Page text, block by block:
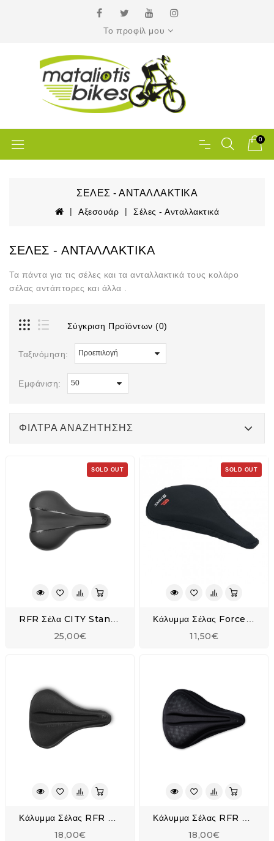
Το προφίλ μου
0
ΣΈΛΕΣ - ΑΝΤΑΛΛΑΚΤΙΚΆ
Αξεσουάρ Σέλες - Ανταλλακτικά
ΣΈΛΕΣ - ΑΝΤΑΛΛΑΚΤΙΚΆ
Τα πάντα για τις σέλες και τα ανταλλακτικά τους κολάρο
σέλας αντάπτορες και άλλα .
Σύγκριση Προϊόντων (0)
Ταξινόμηση:
Εμφάνιση:
ΦΊΛΤΡΑ ΑΝΑΖΉΤΗΣΗΣ
SOLD OUT
25,00€
SOLD OUT
11,50€
18,00€ 18,00€